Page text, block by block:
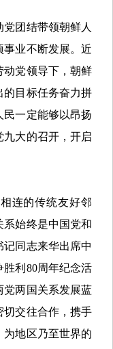
团结带领朝鲜人
事业不断发展。近
动党领导下，朝鲜
的目标任务奋力拼
民一定能够以昂扬
九大的召开，开启
连的传统友好邻
系始终是中国党和
同志来华出席中
胜利80周年纪念活
党两国关系发展蓝
切交往合作，携手
为地区乃至世界的